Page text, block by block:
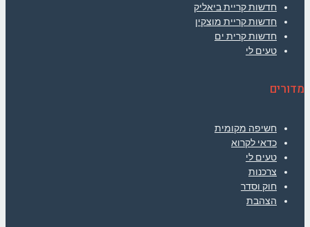
חדשות קריית ביאליק
חדשות קריית מוצקין
חדשות קרית ים
טעים לי
מדורים
חשיפה מקומית
כדאי לקרוא
טעים לי
צרכנות
חוק וסדר
הצהבת